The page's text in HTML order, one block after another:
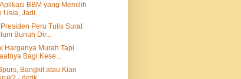
BBM yang Memilih
Usia, Jadi...
Peru Tulis Surat
Bunuh Dir...
Harganya Murah Tapi
Bagi Kese...
Bangkit atau Kian